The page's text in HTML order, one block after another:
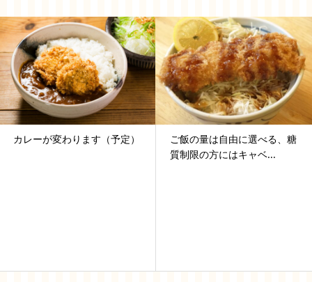
ーが変わります（予定）
ご飯の量は自由に選べる、糖
質制限の方にはキャベ...